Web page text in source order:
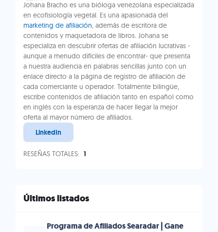
Johana Bracho es una bióloga venezolana especializada
en ecofisiología vegetal. Es una apasionada del
marketing de afiliación, además de escritora de
contenidos y maquetadora de libros. Johana se
especializa en descubrir ofertas de afiliación lucrativas -
aunque a menudo difíciles de encontrar- que presenta
a nuestra audiencia en palabras sencillas junto con un
enlace directo a la página de registro de afiliación de
cada comerciante u operador. Totalmente bilingüe,
escribe contenidos de afiliación tanto en español como
en inglés con la esperanza de hacer llegar la mejor
oferta al mayor número de afiliados.
LinkedIn
RESEÑAS TOTALES: 1
Últimos listados
Programa de Afiliados Searadar | Gane